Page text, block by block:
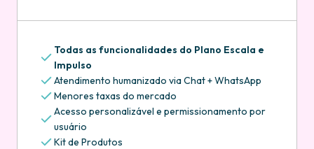
Todas as funcionalidades do Plano Escala e
Impulso
Atendimento humanizado via Chat + WhatsApp
Menores taxas do mercado
Acesso personalizável e permissionamento por
usuário
Kit de Produtos